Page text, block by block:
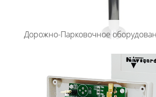
Дорожно-Парковочное